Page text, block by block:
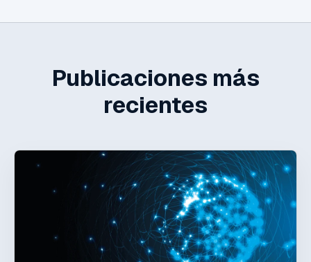
Publicaciones más
recientes